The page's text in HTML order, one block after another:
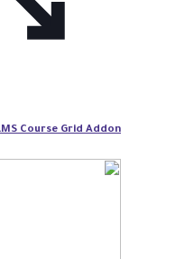
Course Grid Addon